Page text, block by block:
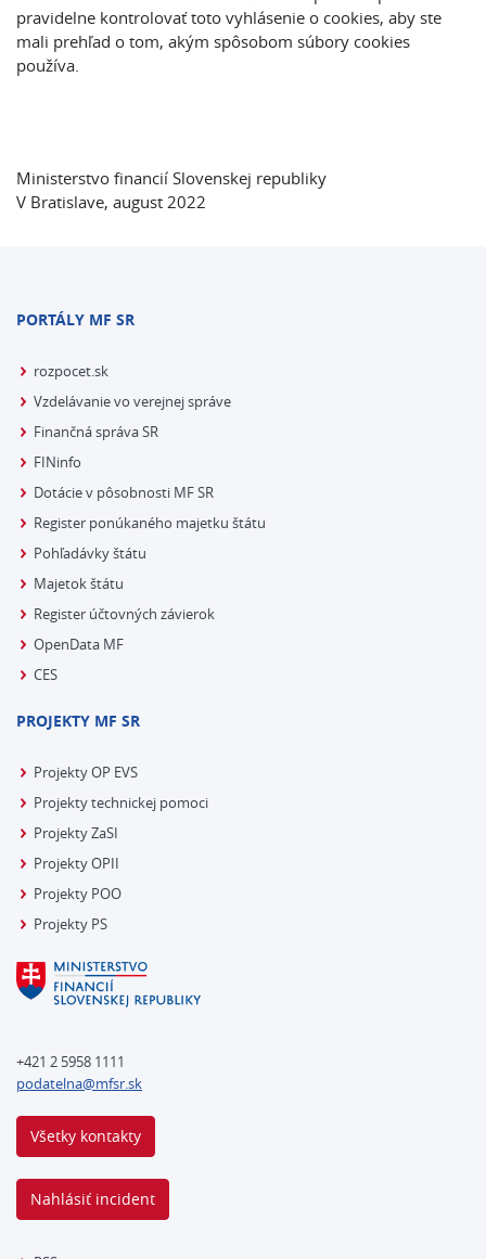
pravidelne kontrolovať toto vyhlásenie o cookies, aby ste
mali prehľad o tom, akým spôsobom súbory cookies
používa.
Ministerstvo financií Slovenskej republiky
V Bratislave, august 2022
PORTÁLY MF SR
rozpocet.sk
Vzdelávanie vo verejnej správe
Finančná správa SR
FINinfo
Dotácie v pôsobnosti MF SR
Register ponúkaného majetku štátu
Pohľadávky štátu
Majetok štátu
Register účtovných závierok
OpenData MF
CES
PROJEKTY MF SR
Projekty OP EVS
Projekty technickej pomoci
Projekty ZaSI
Projekty OPII
Projekty POO
Projekty PS
+421 2 5958 1111
podatelna@mfsr.sk
Všetky kontakty
Nahlásiť incident